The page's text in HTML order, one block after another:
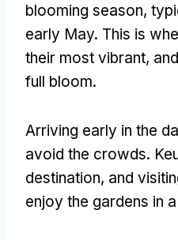
blooming season,
early May. This is
their most vibrant,
full bloom.
Arriving early in the
avoid the crowds.
destination, and
enjoy the gardens in